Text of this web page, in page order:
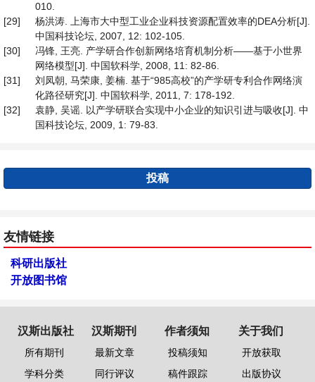
010.
[29]
杨洪涛. 上海市大中型工业企业科技资源配置效率的DEA分析[J].
中国科技论坛, 2007, 12: 102-105.
[30]
冯锋, 王亮. 产学研合作创新网络培育机制分析——基于小世界
网络模型[J]. 中国软科学, 2008, 11: 82-86.
[31]
刘凤朝, 马荣康, 姜楠. 基于“985高校”的产学研专利合作网络演
化路径研究[J]. 中国软科学, 2011, 7: 178-192.
[32]
袁静, 吴谣. 以产学研联合实现中小企业的知识引进与吸收[J]. 中
国科技论坛, 2009, 1: 79-83.
投稿
友情链接
科研出版社
开放图书馆
汉斯出版社
所有期刊
学科分类
汉斯期刊
最新文章
同行评议
作者须知
投稿须知
稿件跟踪
关于我们
开放获取
出版协议